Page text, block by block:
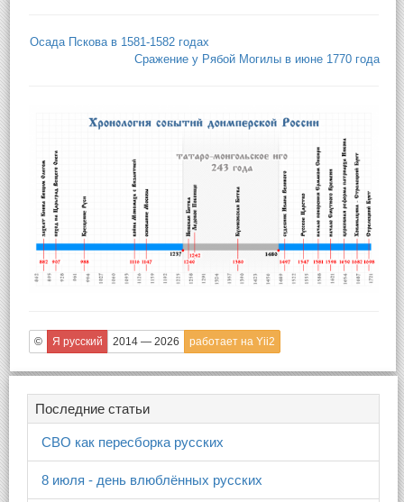
Осада Пскова в 1581-1582 годах
Сражение у Рябой Могилы в июне 1770 года
© Я русский 2014 — 2026 работает на Yii2
Последние статьи
СВО как пересборка русских
8 июля - день влюблённых русских